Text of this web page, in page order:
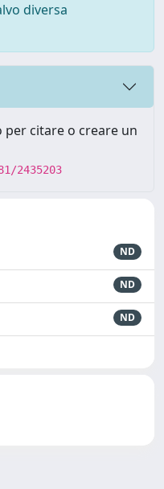
diversa
citare o creare un
2435203
ND
ND
ND